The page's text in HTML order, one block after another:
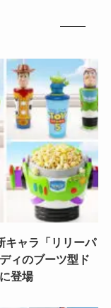
キャラ「リリーパ
ィのブーツ型ド
登場